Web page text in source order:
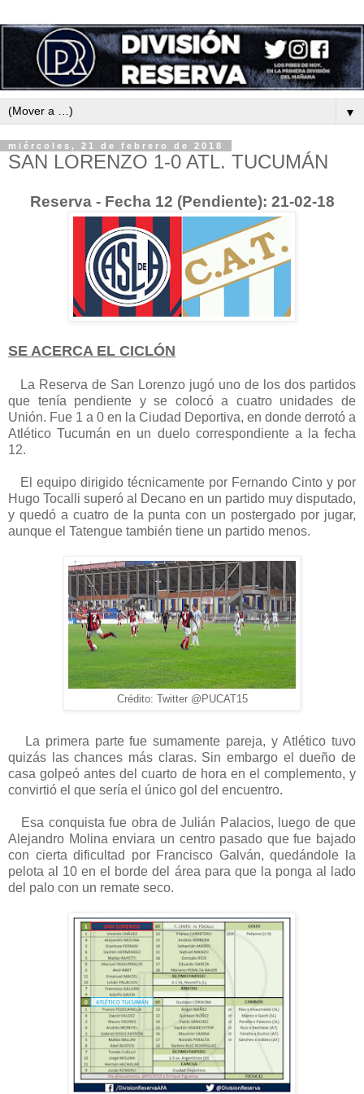
▼
miércoles, 21 de febrero de 2018
SAN LORENZO 1-0 ATL. TUCUMÁN
Reserva - Fecha 12 (Pendiente): 21-02-18
SE ACERCA EL CICLÓN
La Reserva de San Lorenzo jugó uno de los dos partidos
que tenía pendiente y se colocó a cuatro unidades de
Unión. Fue 1 a 0 en la Ciudad Deportiva, en donde derrotó a
Atlético Tucumán en un duelo correspondiente a la fecha
12.
El equipo dirigido técnicamente por Fernando Cinto y por
Hugo Tocalli superó al Decano en un partido muy disputado,
y quedó a cuatro de la punta con un postergado por jugar,
aunque el Tatengue también tiene un partido menos.
Crédito: Twitter @PUCAT15
La primera parte fue sumamente pareja, y Atlético tuvo
quizás las chances más claras. Sin embargo el dueño de
casa golpeó antes del cuarto de hora en el complemento, y
convirtió el que sería el único gol del encuentro.
Esa conquista fue obra de Julián Palacios, luego de que
Alejandro Molina enviara un centro pasado que fue bajado
con cierta dificultad por Francisco Galván, quedándole la
pelota al 10 en el borde del área para que la ponga al lado
del palo con un remate seco.